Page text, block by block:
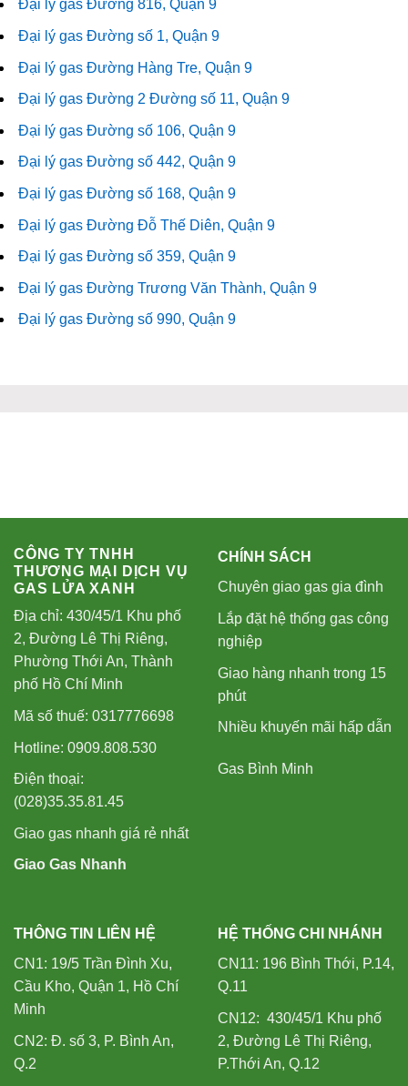
Đại lý gas Đường 816, Quận 9
Đại lý gas Đường số 1, Quận 9
Đại lý gas Đường Hàng Tre, Quận 9
Đại lý gas Đường 2 Đường số 11, Quận 9
Đại lý gas Đường số 106, Quận 9
Đại lý gas Đường số 442, Quận 9
Đại lý gas Đường số 168, Quận 9
Đại lý gas Đường Đỗ Thế Diên, Quận 9
Đại lý gas Đường số 359, Quận 9
Đại lý gas Đường Trương Văn Thành, Quận 9
Đại lý gas Đường số 990, Quận 9
CÔNG TY TNHH
THƯƠNG MẠI DỊCH VỤ
GAS LỬA XANH
Địa chỉ: 430/45/1 Khu phố
2, Đường Lê Thị Riêng,
Phường Thới An, Thành
phố Hồ Chí Minh
Mã số thuế: 0317776698
Hotline: 0909.808.530
Điện thoại:
(028)35.35.81.45
Giao gas nhanh giá rẻ nhất
Giao Gas Nhanh
CHÍNH SÁCH
Chuyên giao gas gia đình
Lắp đặt hệ thống gas công
nghiệp
Giao hàng nhanh trong 15
phút
Nhiều khuyến mãi hấp dẫn
Gas Bình Minh
THÔNG TIN LIÊN HỆ
CN1: 19/5 Trần Đình Xu,
Cầu Kho, Quận 1, Hồ Chí
Minh
CN2: Đ. số 3, P. Bình An,
Q.2
HỆ THỐNG CHI NHÁNH
CN11: 196 Bình Thới, P.14,
Q.11
CN12: 430/45/1 Khu phố
2, Đường Lê Thị Riêng,
P.Thới An, Q.12